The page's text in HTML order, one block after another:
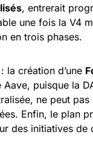
, entrerait
une fois la V4
en trois phases.
la création d’une
puisque la
ne peut
Enfin, le plan
des initiatives de